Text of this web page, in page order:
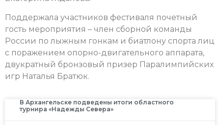
Поддержала участников фестиваля почетный
гость мероприятия – член сборной команды
России по лыжным гонкам и биатлону спорта лиц
с поражением опорно-двигательного аппарата,
двукратный бронзовый призер Паралимпийских
игр Наталья Братюк.
В Архангельске подведены итоги областного
турнира «Надежды Севера»